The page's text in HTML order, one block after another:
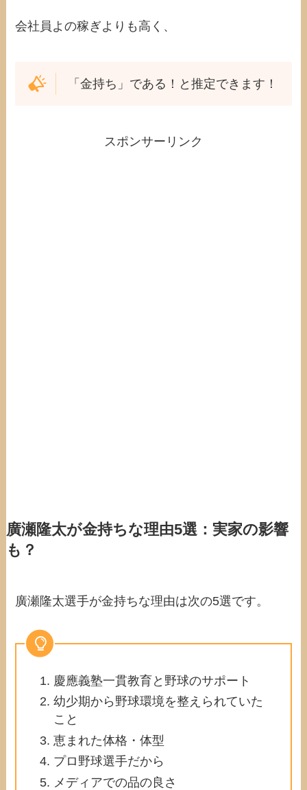
会社員よの稼ぎよりも高く、
「金持ち」である！と推定できます！
スポンサーリンク
廣瀬隆太が金持ちな理由5選：実家の影響
も？
廣瀬隆太選手が金持ちな理由は次の5選です。
慶應義塾一貫教育と野球のサポート
幼少期から野球環境を整えられていた
こと
恵まれた体格・体型
プロ野球選手だから
メディアでの品の良さ